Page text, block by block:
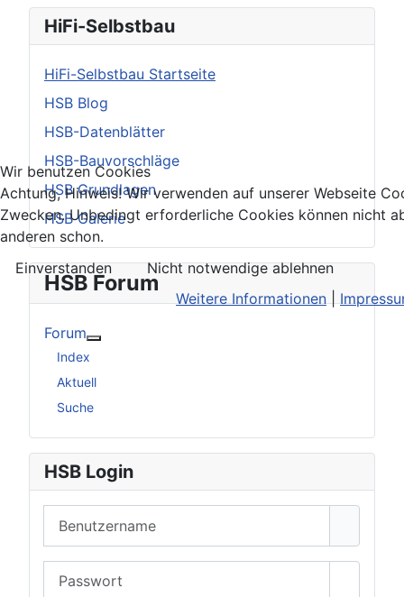
HiFi-Selbstbau
HiFi-Selbstbau Startseite
HSB Blog
HSB-Datenblätter
HSB-Bauvorschläge
HSB Grundlagen
HSB Galerie
HSB Forum
Forum
Index
Aktuell
Suche
HSB Login
Wir benutzen Cookies
Achtung, Hinweis! Wir verwenden auf unserer Webseite
Zwecken. Unbedingt erforderliche Cookies können nicht
anderen schon.
Einverstanden
Nicht notwendige ablehnen
Weitere Informationen|